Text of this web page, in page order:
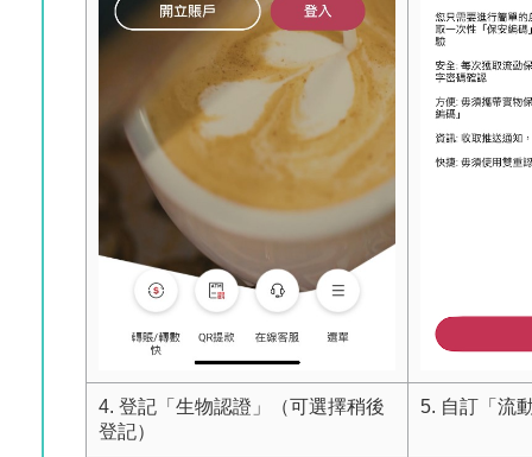
4. 登記「生物認證」（可選擇稍後
登記）
5. 自訂「流